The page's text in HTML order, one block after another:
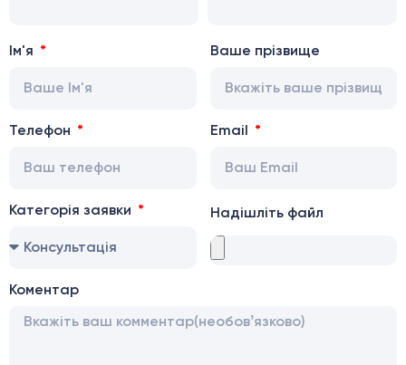
Ім'я Ваше прізвище
Телефон Email
Категорія заявки Надішліть файл
Коментар